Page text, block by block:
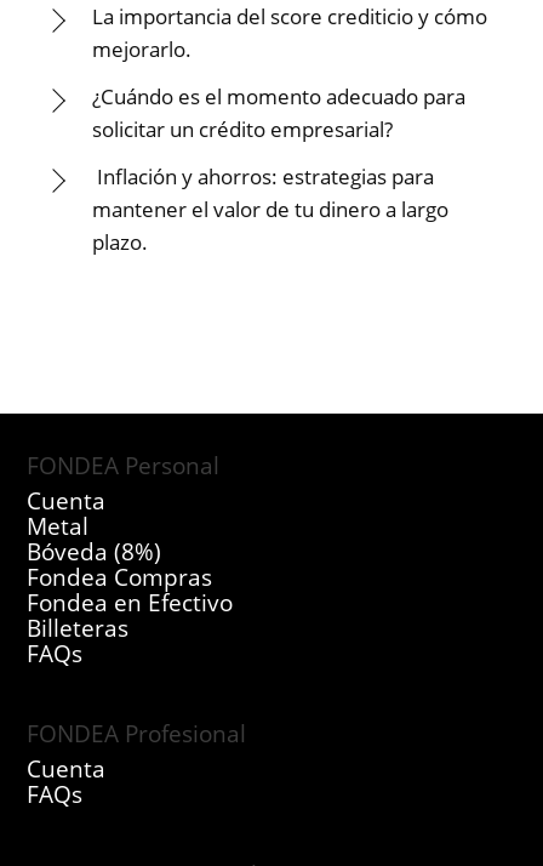
La importancia del score crediticio y cómo
mejorarlo.
¿Cuándo es el momento adecuado para
solicitar un crédito empresarial?
Inflación y ahorros: estrategias para
mantener el valor de tu dinero a largo
plazo.
FONDEA Personal
Cuenta
Metal
Bóveda (8%)
Fondea Compras
Fondea en Efectivo
Billeteras
FAQs
FONDEA Profesional
Cuenta
FAQs